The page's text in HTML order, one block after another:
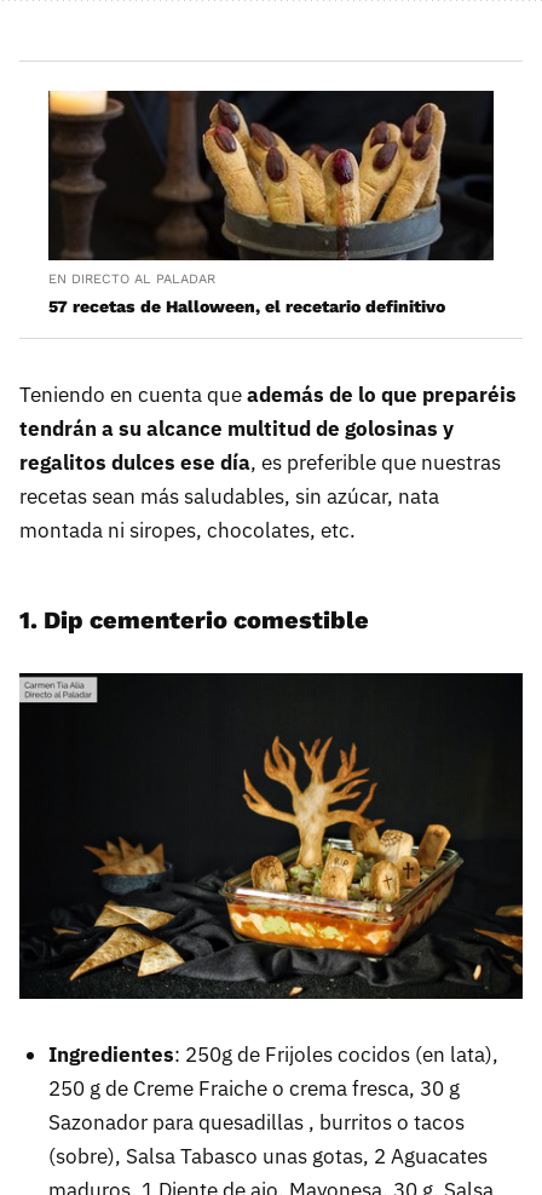
EN DIRECTO AL PALADAR
57 recetas de Halloween, el recetario definitivo
Teniendo en cuenta queademás de lo que preparéis
tendrán a su alcance multitud de golosinas y
regalitos dulces ese día, es preferible que nuestras
recetas sean más saludables, sin azúcar, nata
montada ni siropes, chocolates, etc.
1. Dip cementerio comestible
Ingredientes: 250g de Frijoles cocidos (en lata),
250 g de Creme Fraiche o crema fresca, 30 g
Sazonador para quesadillas , burritos o tacos
(sobre), Salsa Tabasco unas gotas, 2 Aguacates